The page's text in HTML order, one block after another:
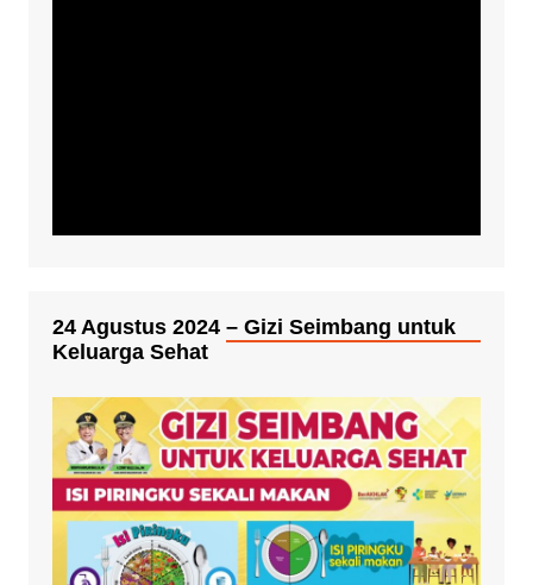
24 Agustus 2024 – Gizi Seimbang untuk
Keluarga Sehat